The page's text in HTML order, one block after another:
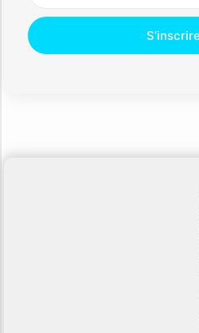
S'inscrire